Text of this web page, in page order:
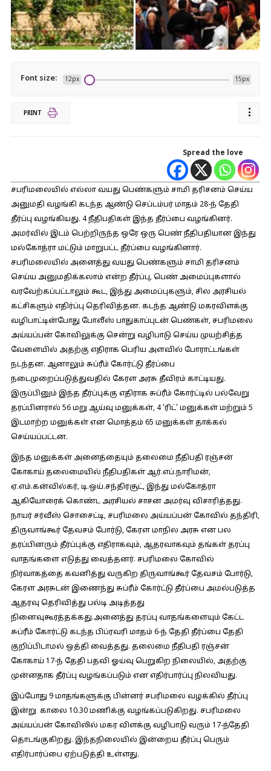
Font size: 12px 15px
PRINT
Spread the love
சபரிமலையில் எல்லா வயது பெண்களும் சாமி தரிசனம் செய்ய
அனுமதி வழங்கி கடந்த ஆண்டு செப்டம்பர் மாதம் 28-ந் தேதி
தீர்ப்பு வழங்கியது. 4 நீதிபதிகள் இந்த தீர்ப்பை வழங்கினர்.
அமர்வில் இடம் பெற்றிருந்த ஒரே ஒரு பெண் நீதிபதியான இந்து
மல்கோத்ரா மட்டும் மாறுபட்ட தீர்ப்பை வழங்கினார்.
சபரிமலையில் அனைத்து வயது பெண்களும் சாமி தரிசனம்
செய்ய அனுமதிக்கலாம் என்ற தீர்ப்பு, பெண் அமைப்புகளால்
வரவேற்கப்பட்டாலும் கூட, இந்து அமைப்புகளும், சில அரசியல்
கட்சிகளும் எதிர்ப்பு தெரிவித்தன. கடந்த ஆண்டு மகரவிளக்கு
வழிபாட்டின்போது போலீஸ் பாதுகாப்புடன் பெண்கள், சபரிமலை
அய்யப்பன் கோவிலுக்கு சென்று வழிபாடு செய்ய முயற்சித்த
வேளையில் அதற்கு எதிராக பெரிய அளவில் போராட்டங்கள்
நடந்தன. ஆனாலும் சுப்ரீம் கோர்ட்டு தீர்ப்பை
நடைமுறைப்படுத்துவதில் கேரள அரசு தீவிரம் காட்டியது.
இருப்பினும் இந்த தீர்ப்புக்கு எதிராக சுப்ரீம் கோர்ட்டில் பல்வேறு
தரப்பினரால் 56 மறு ஆய்வு மனுக்கள், 4 ‘ரிட்’ மனுக்கள் மற்றும் 5
இடமாற்ற மனுக்கள் என மொத்தம் 65 மனுக்கள் தாக்கல்
செய்யப்பட்டன.
இந்த மனுக்கள் அனைத்தையும் தலைமை நீதிபதி ரஞ்சன்
கோகாய் தலைமையில் நீதிபதிகள் ஆர்.எப்.நாரிமன்,
ஏ.எம்.கன்வில்கர், டி.ஒய்.சந்திரசூட், இந்து மல்கோத்ரா
ஆகியோரைக் கொண்ட அரசியல் சாசன அமர்வு விசாரித்தது.
நாயர் சர்வீஸ் சொசைட்டி, சபரிமலை அய்யப்பன் கோவில் தந்திரி,
திருவாங்கூர் தேவசம் போர்டு, கேரள மாநில அரசு என பல
தரப்பினரும் தீர்ப்புக்கு எதிராகவும், ஆதரவாகவும் தங்கள் தரப்பு
வாதங்களை எடுத்து வைத்தனர். சபரிமலை கோவில்
நிர்வாகத்தை கவனித்து வருகிற திருவாங்கூர் தேவசம் போர்டு,
கேரள அரசுடன் இணைந்து சுப்ரீம் கோர்ட்டு தீர்ப்பை அமல்படுத்த
ஆதரவு தெரிவித்து பல்டி அடித்தது
நினைவுகூரத்தக்கது.அனைத்து தரப்பு வாதங்களையும் கேட்ட
சுப்ரீம் கோர்ட்டு கடந்த பிப்ரவரி மாதம் 6-ந் தேதி தீர்ப்பை தேதி
குறிப்பிடாமல் ஒத்தி வைத்தது. தலைமை நீதிபதி ரஞ்சன்
கோகாய் 17-ந் தேதி பதவி ஓய்வு பெறுகிற நிலையில், அதற்கு
முன்னதாக தீர்ப்பு வழங்கப்படும் என எதிர்பார்ப்பு நிலவியது.
இப்போது 9 மாதங்களுக்கு பின்னர் சபரிமலை வழக்கில் தீர்ப்பு
இன்று காலை 10.30 மணிக்கு வழங்கப்படுகிறது. சபரிமலை
அய்யப்பன் கோவிலில் மகர விளக்கு வழிபாடு வரும் 17-ந்தேதி
தொடங்குகிறது. இந்தநிலையில் இன்றைய தீர்ப்பு பெரும்
எதிர்பார்ப்பை ஏற்படுத்தி உள்ளது.